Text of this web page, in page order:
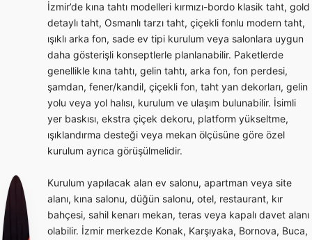
İzmir’de kına tahtı modelleri kırmızı-bordo klasik taht, gold
detaylı taht, Osmanlı tarzı taht, çiçekli fonlu modern taht,
ışıklı arka fon, sade ev tipi kurulum veya salonlara uygun
daha gösterişli konseptlerle planlanabilir. Paketlerde
genellikle kına tahtı, gelin tahtı, arka fon, fon perdesi,
şamdan, fener/kandil, çiçekli fon, taht yan dekorları, gelin
yolu veya yol halısı, kurulum ve ulaşım bulunabilir. İsimli
yer baskısı, ekstra çiçek dekoru, platform yükseltme,
ışıklandırma desteği veya mekan ölçüsüne göre özel
kurulum ayrıca görüşülmelidir.
Kurulum yapılacak alan ev salonu, apartman veya site
alanı, kına salonu, düğün salonu, otel, restaurant, kır
bahçesi, sahil kenarı mekan, teras veya kapalı davet alanı
olabilir. İzmir merkezde Konak, Karşıyaka, Bornova, Buca,